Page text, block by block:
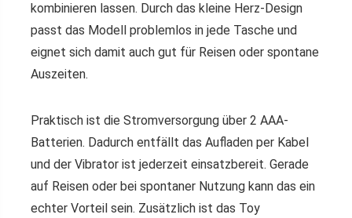
kombinieren lassen. Durch das kleine Herz-Design
passt das Modell problemlos in jede Tasche und
eignet sich damit auch gut für Reisen oder spontane
Auszeiten.
Praktisch ist die Stromversorgung über 2 AAA-
Batterien. Dadurch entfällt das Aufladen per Kabel
und der Vibrator ist jederzeit einsatzbereit. Gerade
auf Reisen oder bei spontaner Nutzung kann das ein
echter Vorteil sein. Zusätzlich ist das Toy